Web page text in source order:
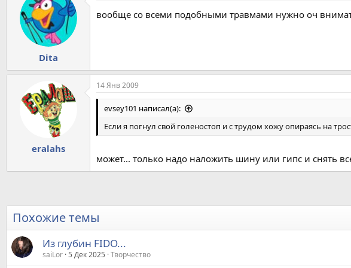
Dita
вообще со всеми подобными травмами нужно оч
eralahs
14 Янв 2009
evsey101 написал(а):
Если я погнул свой голеностоп и с трудом хожу опираясь на
может... только надо наложить шину или гипс и снять
Похожие темы
Из глубин FIDO...
saiLor 5 Дек 2025 Творчество